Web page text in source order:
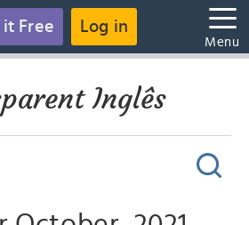
it Free Log in
Menu
Inglês